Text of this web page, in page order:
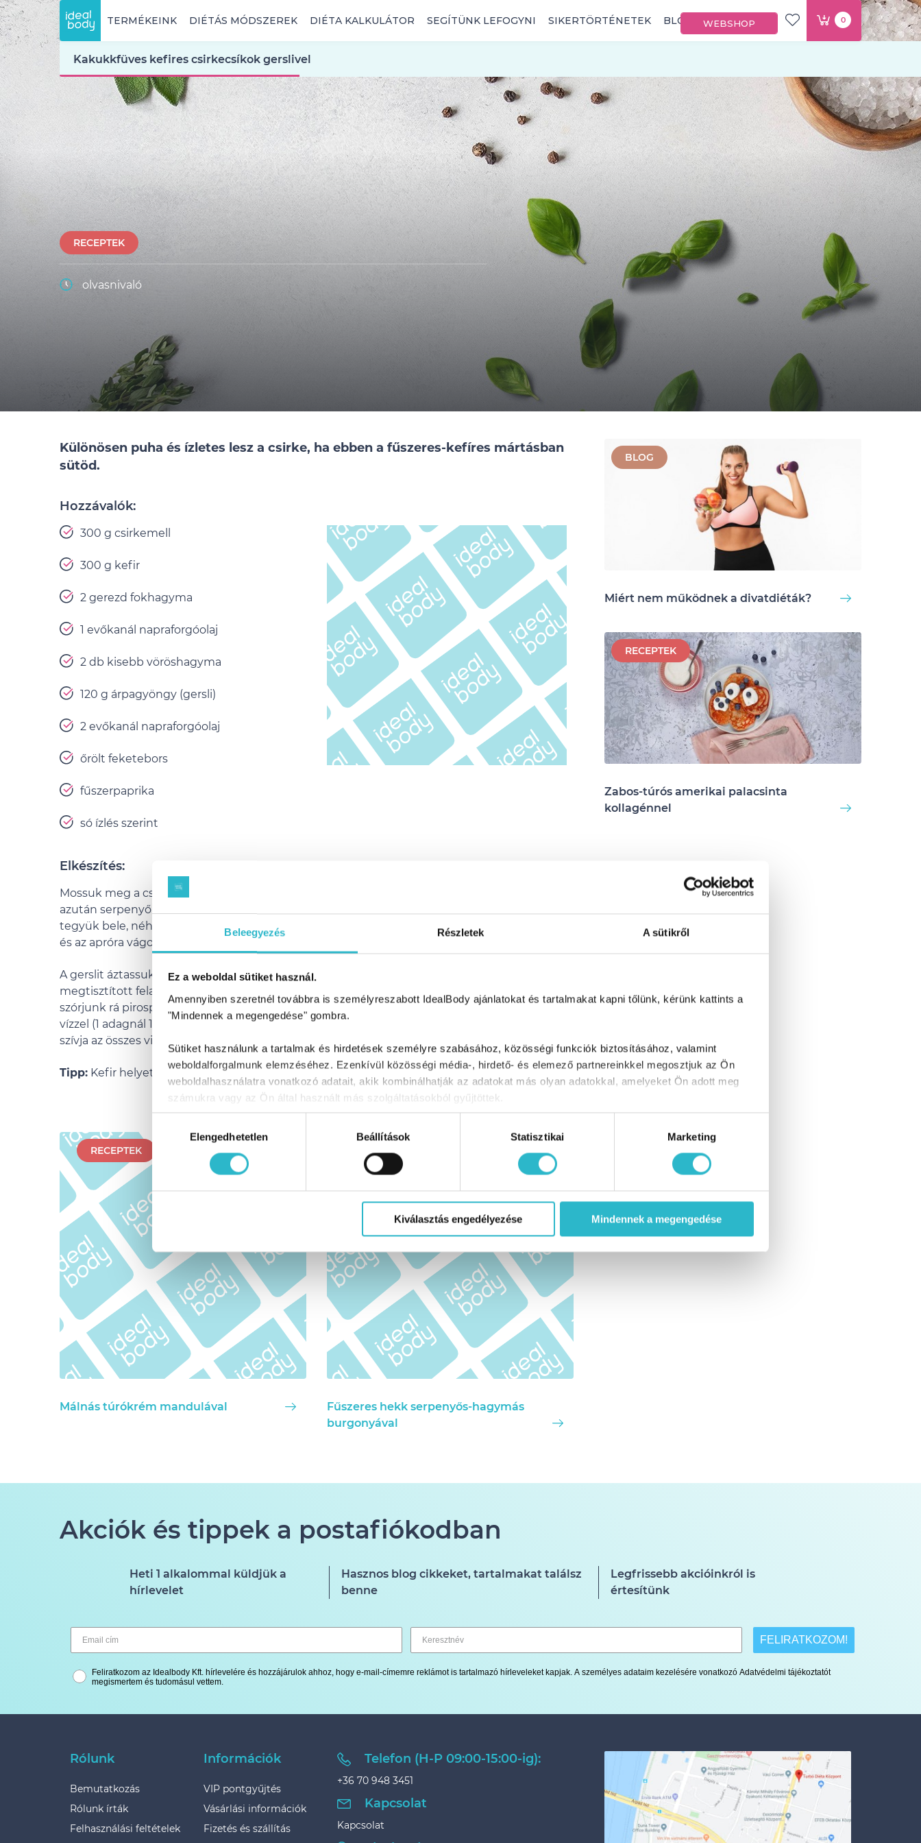
Beleegyezés Részletek A sütikről
Ez a weboldal sütiket használ.
Amennyiben szeretnél továbbra is személyreszabott IdealBody ajánlatokat és tartalmakat kapni tőlünk, kérünk kattints a
"Mindennek a megengedése" gombra.
Sütiket használunk a tartalmak és hirdetések személyre szabásához, közösségi funkciók biztosításához, valamint
weboldalforgalmunk elemzéséhez. Ezenkívül közösségi média-, hirdető- és elemező partnereinkkel megosztjuk az Ön
weboldalhasználatra vonatkozó adatait, akik kombinálhatják az adatokat más olyan adatokkal, amelyeket Ön adott meg
számukra vagy az Ön által használt más szolgáltatásokból gyűjtöttek.
kiválasztásaElengedhetetlen Beállítások Statisztikai Marketing
Kiválasztás engedélyezése Mindennek a megengedése
WEBSHOP
TERMÉKEINK DIÉTÁS MÓDSZEREK DIÉTA KALKULÁTOR SEGÍTÜNK LEFOGYNI SIKERTÖRTÉNETEK BLOG 0
RECEPTEK
Kakukkfüves kefires csirkecsíkok gerslivel
olvasnivaló
Különösen puha és ízletes lesz a csirke, ha ebben a fűszeres-kefíres mártásban
sütöd.
Hozzávalók:
300 g csirkemell
300 g kefir
2 gerezd fokhagyma
1 evőkanál napraforgóolaj
2 db kisebb vöröshagyma
120 g árpagyöngy (gersli)
2 evőkanál napraforgóolaj
őrölt feketebors
fűszerpaprika
só ízlés szerint
Elkészítés:
Mossuk meg a csirkemellet, majd papírtörlővel itassuk le róla a vizet. Vágjuk fel csíkokra,
azután serpenyőben kevés olajon pirítsuk meg, majd a megtisztított zúzott fokhagymát
tegyük bele, néhány percig forgassuk át, majd ízlés szerint sózzuk és borsozzuk, végül a kefirt
és az apróra vágott friss kakukkfüvet adjuk hozzá és forraljuk, amíg megpuhul.
A gerslit áztassuk néhány órát hideg vízben, majd hevítsünk kevés olajat egy lábasban és a
megtisztított felaprított hagymát pároljuk rajta üvegesre, ezután tegyük bele a gerslit és
szórjunk rá pirospaprikát és azzal is keverjük át, majd öntsük fel két és félszeres mennyiségű
vízzel (1 adagnál 1,5 dl), sózzuk meg, majd pároljuk alacsony lángon fedő alatt, míg be nem
szívja az összes vizet.
Tipp: Kefir helyett natúr joghurttal is elkészíthetjük a csirkét!
Szerintünk ez is ízlene:
RECEPTEK
Málnás túrókrém mandulával
RECEPTEK
Fűszeres hekk serpenyős-hagymás
burgonyával
BLOG
Miért nem működnek a divatdiéták?
RECEPTEK
Zabos-túrós amerikai palacsinta
kollagénnel
Akciók és tippek a postafiókodban
Heti 1 alkalommal küldjük a
hírlevelet
Hasznos blog cikkeket, tartalmakat találsz
benne
Legfrissebb akcióinkról is
értesítünk
FELIRATKOZOM!
Feliratkozom az Idealbody Kft. hírlevelére és hozzájárulok ahhoz, hogy e-mail-címemre reklámot is tartalmazó hírleveleket kapjak. A személyes adataim kezelésére vonatkozó Adatvédelmi tájékoztatót
megismertem és tudomásul vettem.
Rólunk
Bemutatkozás
Rólunk írták
Felhasználási feltételek
Információk
VIP pontgyűjtés
Vásárlási információk
Fizetés és szállítás
Telefon (H-P 09:00-15:00-ig):
+36 70 948 3451
Kapcsolat
Kapcsolat